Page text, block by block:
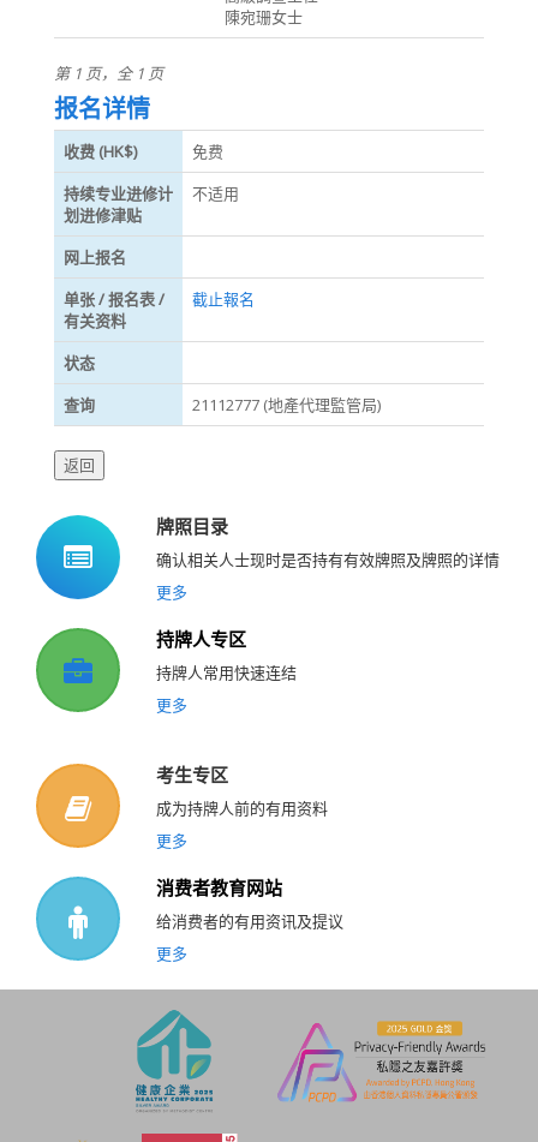
陳宛珊女士
第 1 页，全 1 页
报名详情
收费 (HK$)
免费
持续专业进修计
划进修津贴
不适用
网上报名
单张 / 报名表 /
有关资料
截止報名
状态
查询
21112777 (地產代理監管局)
牌照目录
确认相关人士现时是否持有有效牌照及牌照的详情
更多
持牌人专区
持牌人常用快速连结
更多
考生专区
成为持牌人前的有用资料
更多
消费者教育网站
给消费者的有用资讯及提议
更多